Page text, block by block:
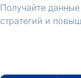
Получайте
стратегий и